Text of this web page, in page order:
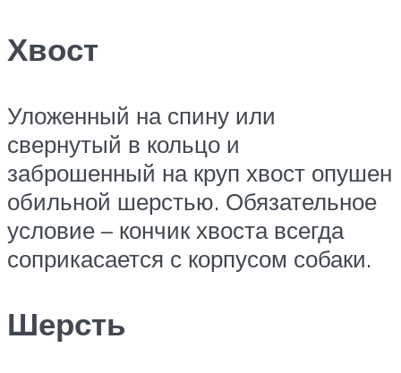
Хвост
Уложенный на спину или
свернутый в кольцо и
заброшенный на круп хвост опушен
обильной шерстью. Обязательное
условие – кончик хвоста всегда
соприкасается с корпусом собаки.
Шерсть